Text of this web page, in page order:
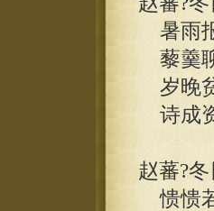
暑雨
藜羹
岁晚
诗成
赵蕃?
愦愦